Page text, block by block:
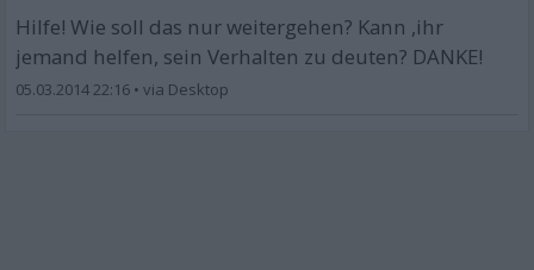
Hilfe! Wie soll das nur weitergehen? Kann ,ihr
jemand helfen, sein Verhalten zu deuten? DANKE!
05.03.2014 22:16 •